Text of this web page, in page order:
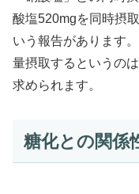
酸塩520mgを同時摂
いう報告があります
量摂取するというの
求められます。
糖化との関係